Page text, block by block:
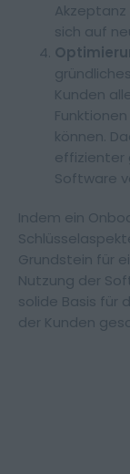
sich auf
Kunden
können.
effizienter
Software
Indem ein
Grundstein für
Nutzung der
solide Basis für
der Kunden